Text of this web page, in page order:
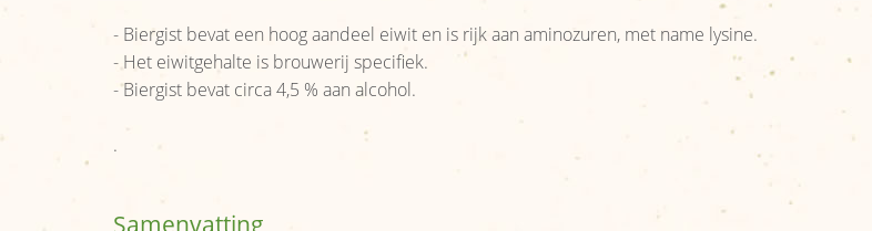
- Biergist bevat een hoog aandeel eiwit en is rijk aan aminozuren, met name lysine.
- Het eiwitgehalte is brouwerij specifiek.
- Biergist bevat circa 4,5 % aan alcohol.
.
Samenvatting